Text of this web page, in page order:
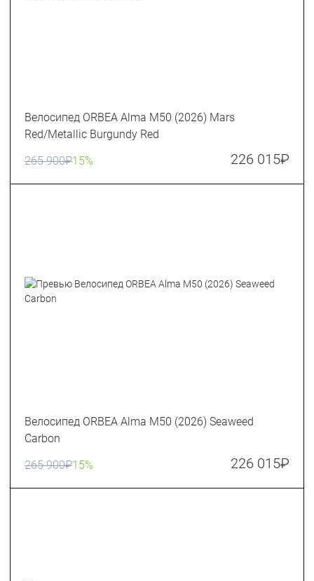
Велосипед ORBEA Alma M50 (2026) Mars
Red/Metallic Burgundy Red
265 900₽15% 226 015₽
Велосипед ORBEA Alma M50 (2026) Seaweed
Carbon
265 900₽15% 226 015₽